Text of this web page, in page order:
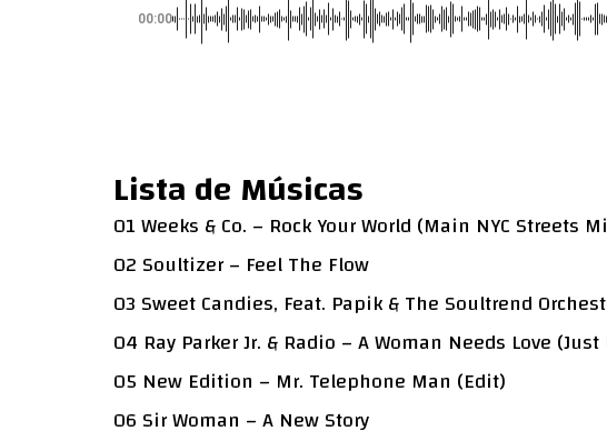
00:00
Lista de Músicas
01 Weeks & Co. – Rock Your World (Main NYC Streets
02 Soultizer – Feel The Flow
03 Sweet Candies, Feat. Papik & The Soultrend
04 Ray Parker Jr. & Radio – A Woman Needs Love
05 New Edition – Mr. Telephone Man (Edit)
06 Sir Woman – A New Story